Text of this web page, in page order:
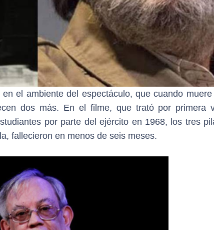
el ambiente del espectáculo, que cuando
dos más. En el filme, que trató por primera
por parte del ejército en 1968, los tres
fallecieron en menos de seis meses.